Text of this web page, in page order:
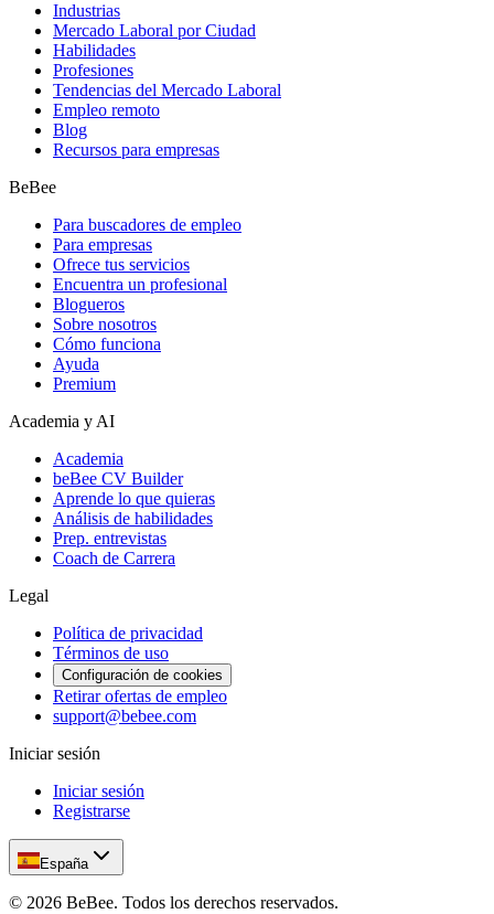
Industrias
Mercado Laboral por Ciudad
Habilidades
Profesiones
Tendencias del Mercado Laboral
Empleo remoto
Blog
Recursos para empresas
BeBee
Para buscadores de empleo
Para empresas
Ofrece tus servicios
Encuentra un profesional
Blogueros
Sobre nosotros
Cómo funciona
Ayuda
Premium
Academia y AI
Academia
beBee CV Builder
Aprende lo que quieras
Análisis de habilidades
Prep. entrevistas
Coach de Carrera
Legal
Política de privacidad
Términos de uso
Configuración de cookies
Retirar ofertas de empleo
support@bebee.com
Iniciar sesión
Iniciar sesión
Registrarse
España
© 2026 BeBee. Todos los derechos reservados.